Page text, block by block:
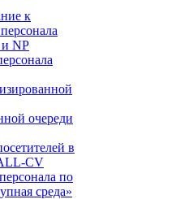
к
NP
очереди
в
CV
по
среда»